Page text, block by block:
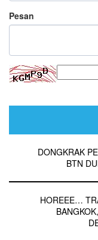
Pesan
DONGKRAK
BTN
HOREEE…